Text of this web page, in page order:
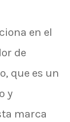
en el
de
que es un
y
marca